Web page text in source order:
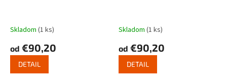
Skladom (1 ks)
od €90,20
DETAIL
Skladom (1 ks)
od €90,20
DETAIL